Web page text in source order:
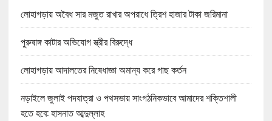
লোহাগড়ায় অবৈধ সার মজুত রাখার অপরাধে ত্রিশ হাজার টাকা জরিমানা
পুরুষাঙ্গ কাটার অভিযোগ স্ত্রীর বিরুদ্ধে
লোহাগড়ায় আদালতের নিষেধাজ্ঞা অমান্য করে গাছ কর্তন
নড়াইলে জুলাই পদযাত্রা ও পথসভায় সাংগঠনিকভাবে আমাদের শক্তিশালী
হতে হবে: হাসনাত আব্দুল্লাহ